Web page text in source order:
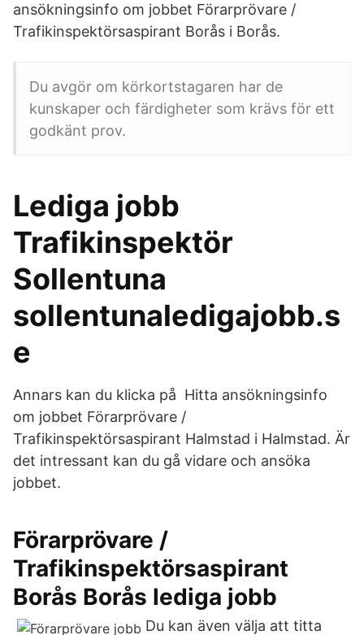
ansökningsinfo om jobbet Förarprövare /
Trafikinspektörsaspirant Borås i Borås.
Du avgör om körkortstagaren har de
kunskaper och färdigheter som krävs för ett
godkänt prov.
Lediga jobb
Trafikinspektör
Sollentuna
sollentunaledigajobb.s
e
Annars kan du klicka på Hitta ansökningsinfo
om jobbet Förarprövare /
Trafikinspektörsaspirant Halmstad i Halmstad. Är
det intressant kan du gå vidare och ansöka
jobbet.
Förarprövare /
Trafikinspektörsaspirant
Borås Borås lediga jobb
Du kan även välja att titta